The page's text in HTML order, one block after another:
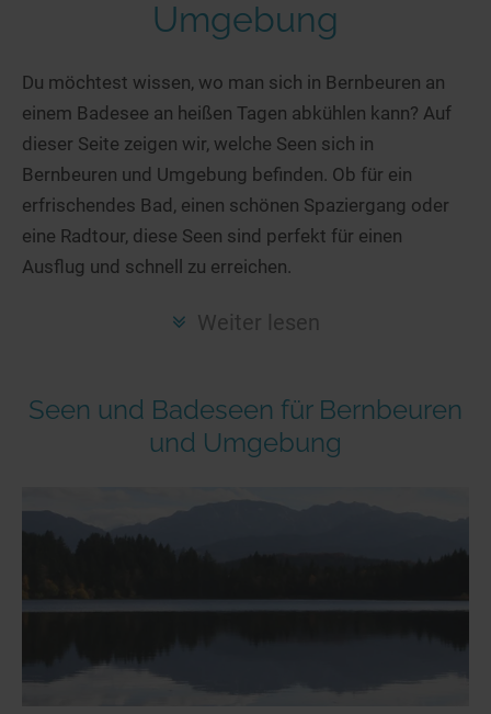
Radtouren am See
Kitesurfen
Kanu- & Kajaktouren
Badeseen in Deutschland
Genuss pur
Wellness am See
Gourmet-Urlaub
Urlaub an der Küste
Unterkünfte
Hotels am See
Ferienwohnungen
Hausboote
Camping
Aktiv-Urlaub
Kanu- & Kajak-Urlaub
Hausboote
Camping am See
Top-Hotels
Top-Hotel Empfehlungen
Familienhotels
Bike-Hotels
Häuser auf dem Wasser
Hundefreundliche Unterkünfte
Seen in Deiner Nähe
Seen in Deutschland
Seen in Europa
Strandbad-Verzeichnis
Überwachte Badestellen
Hunde am See
Top Seen nach Regionen
Deutschlands Lieblingsseen
Österreich
Frankreich
Umgebung
Du möchtest wissen, wo man sich in Bernbeuren an
einem Badesee an heißen Tagen abkühlen kann? Auf
dieser Seite zeigen wir, welche Seen sich in
Bernbeuren und Umgebung befinden. Ob für ein
erfrischendes Bad, einen schönen Spaziergang oder
eine Radtour, diese Seen sind perfekt für einen
Ausflug und schnell zu erreichen.
Weiter lesen
Seen und Badeseen für Bernbeuren
und Umgebung